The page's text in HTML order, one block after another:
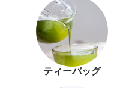
ティーバッグ